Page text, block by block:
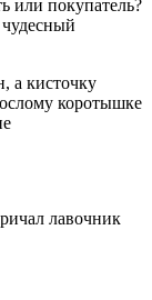
или покупатель?
чудесный
а кисточку
коротышке
лавочник